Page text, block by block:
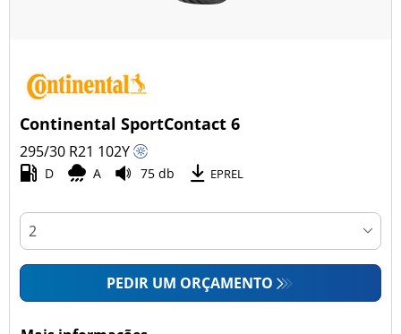
Continental SportContact 6
295/30 R21 102Y
D A 75 db EPREL
PEDIR UM ORÇAMENTO